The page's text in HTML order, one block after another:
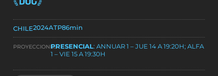
CHILE2024ATP86min
PROYECCIONESPRESENCIAL: ANNUAR 1 – JUE 14 A 19:20H; ALFA
1 – VIE 15 A 19:30H